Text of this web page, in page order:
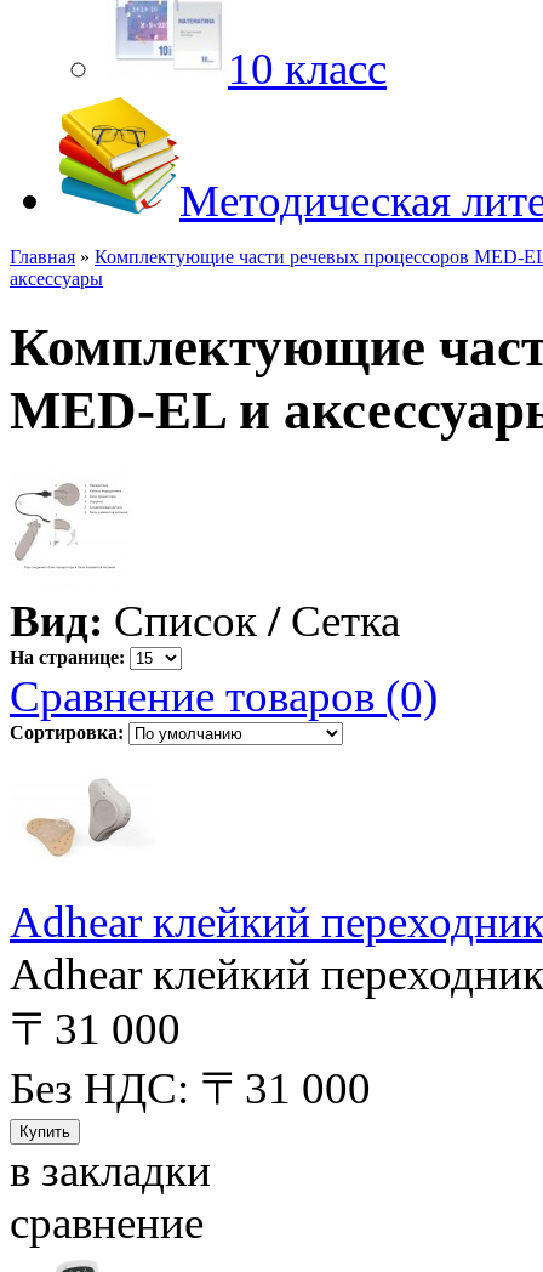
10 класс
Методическая
Главная » Комплектующие части речевых процессоров MED-
аксессуары
Комплектующие
MED-EL и
Вид: Список / Сетка
На странице:
Сравнение товаров (0)
Сортировка:
Adhear клейкий
Adhear клейкий
〒31 000
Без НДС: 〒31 000
в закладки
сравнение